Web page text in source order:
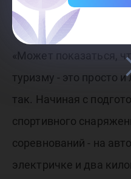
позволило им
«Может показаться,
туризму - это просто
так. Начиная с
спортивного
соревнований - на
электричке и два